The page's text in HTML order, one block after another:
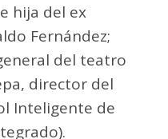
hija del ex
Fernández;
del teatro
director del
Inteligente de